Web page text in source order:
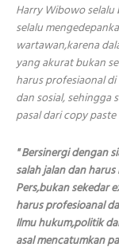
Harry Wibowo
selalu
wartawan,karena
yang akurat bukan
harus profesiaonal
dan sosial, sehingga
pasal dari copy paste
" Bersinergi dengan
salah jalan dan
Pers,bukan sekedar
harus profesioanal
Ilmu hukum,politik
asal mencatumkan